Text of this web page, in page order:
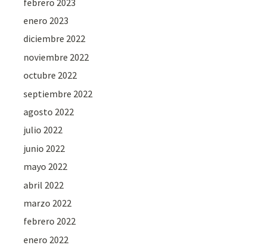
enero 2023
diciembre 2022
noviembre 2022
octubre 2022
septiembre 2022
agosto 2022
julio 2022
junio 2022
mayo 2022
abril 2022
marzo 2022
febrero 2022
enero 2022